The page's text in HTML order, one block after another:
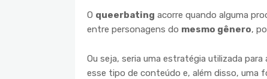
O queerbating acorre quando alguma
entre personagens do mesmo gênero,
Ou seja, seria uma estratégia utilizada para
esse tipo de conteúdo e, além disso, uma